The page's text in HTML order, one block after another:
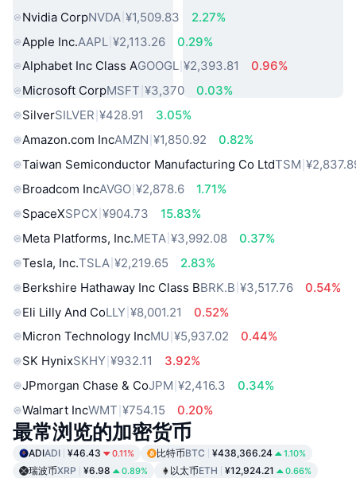
Nvidia CorpNVDA ¥1,509.83
2.27%
Apple Inc.AAPL ¥2,113.26
0.29%
Alphabet Inc Class AGOOGL ¥2,393.81
0.96%
Microsoft CorpMSFT ¥3,370
0.03%
SilverSILVER ¥428.91
3.05%
Amazon.com IncAMZN ¥1,850.92
0.82%
Taiwan Semiconductor Manufacturing Co LtdTSM
Broadcom IncAVGO ¥2,878.6
1.71%
SpaceXSPCX ¥904.73
15.83%
Meta Platforms, Inc.META ¥3,992.08
0.37%
Tesla, Inc.TSLA ¥2,219.65
2.83%
Berkshire Hathaway Inc Class BBRK.B ¥3,517.76
0.54%
Eli Lilly And CoLLY ¥8,001.21
0.52%
Micron Technology IncMU ¥5,937.02
0.44%
SK HynixSKHY ¥932.11
3.92%
JPmorgan Chase & CoJPM ¥2,416.3
0.34%
Walmart IncWMT ¥754.15 0.20%
最常浏览的加密货币
ADIADI ¥46.43 0.11% 比特币BTC ¥438,366.24 1.10%
瑞波币XRP ¥6.98 0.89% 以太币ETH ¥12,924.21 0.66%